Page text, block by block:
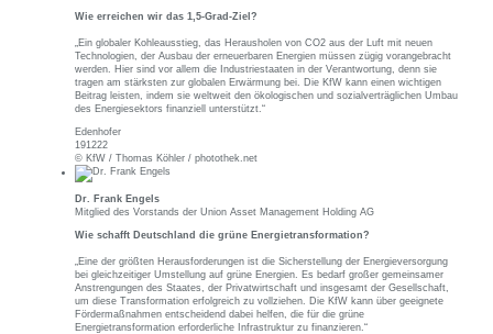
Wie erreichen wir das 1,5-Grad-Ziel?
„Ein globaler Kohleausstieg, das Herausholen von CO2 aus der Luft mit neuen
Technologien, der Ausbau der erneuerbaren Energien müssen zügig vorangebracht
werden. Hier sind vor allem die Industriestaaten in der Verantwortung, denn sie
tragen am stärksten zur globalen Erwärmung bei. Die KfW kann einen wichtigen
Beitrag leisten, indem sie weltweit den ökologischen und sozialverträglichen Umbau
des Energiesektors finanziell unterstützt.“
Edenhofer
191222
© KfW / Thomas Köhler / photothek.net
Dr. Frank Engels
Mitglied des Vorstands der Union Asset Management Holding AG
Wie schafft Deutschland die grüne Energietransformation?
„Eine der größten Herausforderungen ist die Sicherstellung der Energieversorgung
bei gleichzeitiger Umstellung auf grüne Energien. Es bedarf großer gemeinsamer
Anstrengungen des Staates, der Privatwirtschaft und insgesamt der Gesellschaft,
um diese Transformation erfolgreich zu vollziehen. Die KfW kann über geeignete
Fördermaßnahmen entscheidend dabei helfen, die für die grüne
Energietransformation erforderliche Infrastruktur zu finanzieren.“